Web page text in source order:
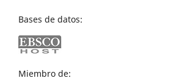
Bases de datos:
Miembro de: